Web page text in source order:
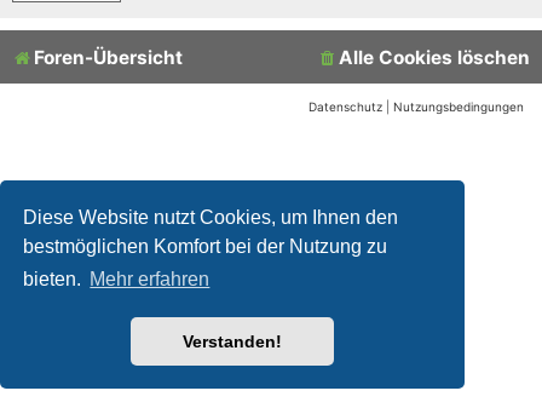
Diese Website nutzt Cookies, um Ihnen den
bestmöglichen Komfort bei der Nutzung zu
bieten. Mehr erfahren
Verstanden!
Foren-Übersicht Alle Cookies löschen
Datenschutz Nutzungsbedingungen